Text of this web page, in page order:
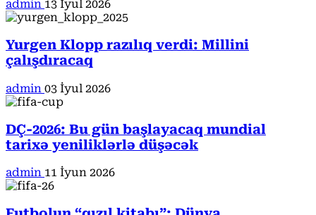
admin 13 İyul 2026
Yurgen Klopp razılıq verdi: Millini
çalışdıracaq
admin 03 İyul 2026
DÇ-2026: Bu gün başlayacaq mundial
tarixə yeniliklərlə düşəcək
admin 11 İyun 2026